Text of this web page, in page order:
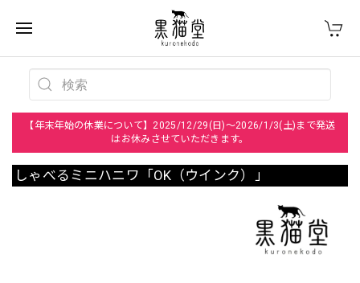
【年末年始の休業について】2025/12/29(日)～2026/1/3(土)まで発送
はお休みさせていただきます。
しゃべるミニハニワ「OK（ウインク）」